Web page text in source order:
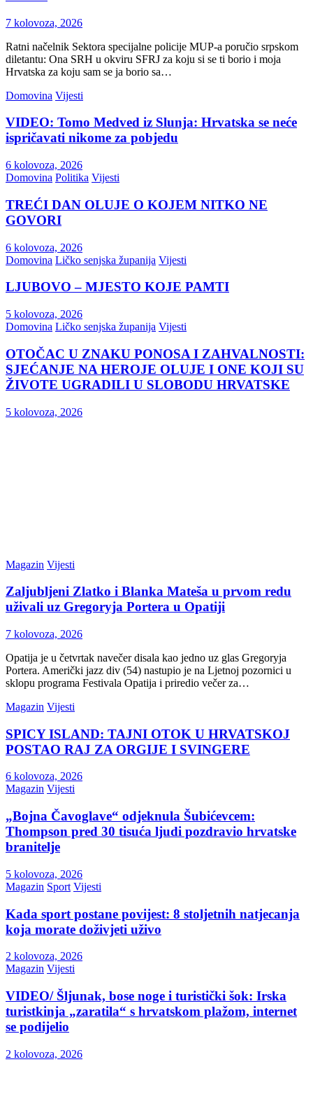
7 kolovoza, 2026
Ratni načelnik Sektora specijalne policije MUP-a poručio srpskom
diletantu: Ona SRH u okviru SFRJ za koju si se ti borio i moja
Hrvatska za koju sam se ja borio sa…
Domovina Vijesti
VIDEO: Tomo Medved iz Slunja: Hrvatska se neće
ispričavati nikome za pobjedu
6 kolovoza, 2026
Domovina Politika Vijesti
TREĆI DAN OLUJE O KOJEM NITKO NE
GOVORI
6 kolovoza, 2026
Domovina Ličko senjska županija Vijesti
LJUBOVO – MJESTO KOJE PAMTI
5 kolovoza, 2026
Domovina Ličko senjska županija Vijesti
OTOČAC U ZNAKU PONOSA I ZAHVALNOSTI:
SJEĆANJE NA HEROJE OLUJE I ONE KOJI SU
ŽIVOTE UGRADILI U SLOBODU HRVATSKE
5 kolovoza, 2026
Magazin Vijesti
Zaljubljeni Zlatko i Blanka Mateša u prvom redu
uživali uz Gregoryja Portera u Opatiji
7 kolovoza, 2026
Opatija je u četvrtak navečer disala kao jedno uz glas Gregoryja
Portera. Američki jazz div (54) nastupio je na Ljetnoj pozornici u
sklopu programa Festivala Opatija i priredio večer za…
Magazin Vijesti
SPICY ISLAND: TAJNI OTOK U HRVATSKOJ
POSTAO RAJ ZA ORGIJE I SVINGERE
6 kolovoza, 2026
Magazin Vijesti
„Bojna Čavoglave“ odjeknula Šubićevcem:
Thompson pred 30 tisuća ljudi pozdravio hrvatske
branitelje
5 kolovoza, 2026
Magazin Sport Vijesti
Kada sport postane povijest: 8 stoljetnih natjecanja
koja morate doživjeti uživo
2 kolovoza, 2026
Magazin Vijesti
VIDEO/ Šljunak, bose noge i turistički šok: Irska
turistkinja „zaratila“ s hrvatskom plažom, internet
se podijelio
2 kolovoza, 2026